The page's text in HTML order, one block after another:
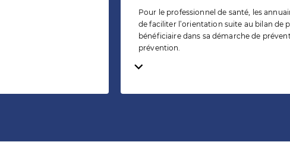
Pour le professionnel de santé, les
de faciliter l’orientation suite au bilan de
bénéficiaire dans sa démarche de
prévention.
Temps de lecture